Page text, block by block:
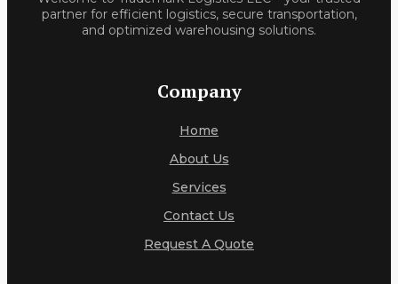
partner for efficient logistics, secure transportation,
and optimized warehousing solutions.
Company
Home
About Us
Services
Contact Us
Request A Quote